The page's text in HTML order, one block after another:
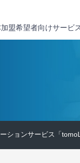
盟希望者向けサービ
ションサービス「